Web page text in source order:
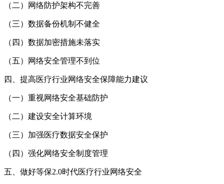
（二）网络防护架构不完善
（三）数据备份机制不健全
（四）数据加密措施未落实
（五）网络安全管理不到位
四、提高医疗行业网络安全保障能力建议
（一）重视网络安全基础防护
（二）建设安全计算环境
（三）加强医疗数据安全保护
（四）强化网络安全制度管理
五、做好等保2.0时代医疗行业网络安全